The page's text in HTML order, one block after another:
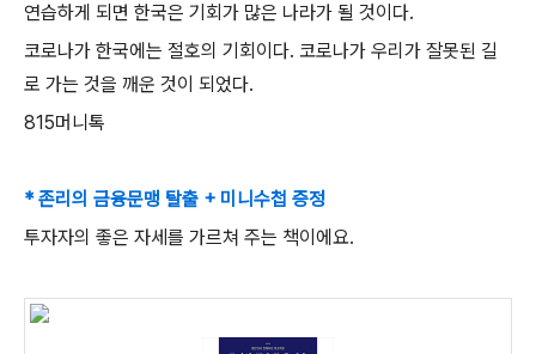
연습하게 되면 한국은 기회가 많은 나라가 될 것이다.
코로나가 한국에는 절호의 기회이다. 코로나가 우리가 잘못된 길
로 가는 것을 깨운 것이 되었다.
815머니톡
* 존리의 금융문맹 탈출 + 미니수첩 증정
투자자의 좋은 자세를 가르쳐 주는 책이에요.